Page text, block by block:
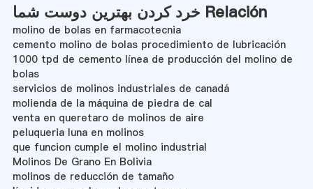
خرد کردن بهترین دوست شما Relación
molino de bolas en farmacotecnia
cemento molino de bolas procedimiento de lubricación
1000 tpd de cemento línea de producción del molino de
bolas
servicios de molinos industriales de canadá
molienda de la máquina de piedra de cal
venta en queretaro de molinos de aire
peluqueria luna en molinos
que funcion cumple el molino industrial
Molinos De Grano En Bolivia
molinos de reducción de tamaño